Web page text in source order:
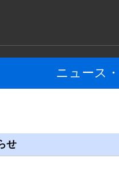
ニュース
せ